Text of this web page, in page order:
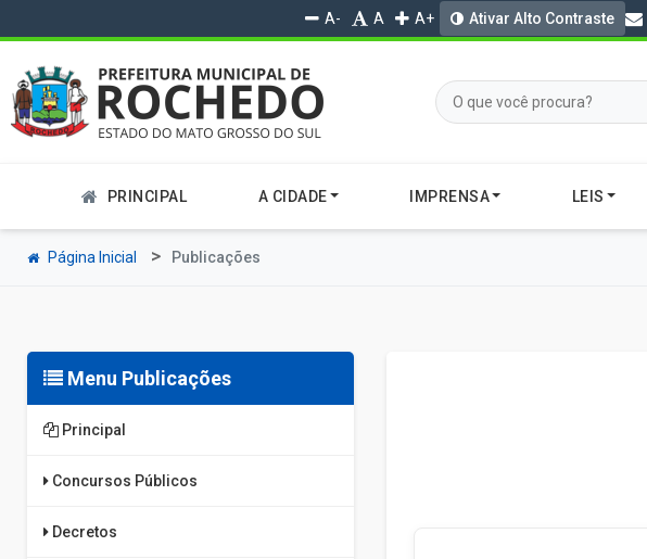
A- A A+ Ativar Alto Contraste
PRINCIPAL A CIDADE IMPRENSA LEIS
Página Inicial Publicações
Menu Publicações
Principal
Concursos Públicos
Decretos